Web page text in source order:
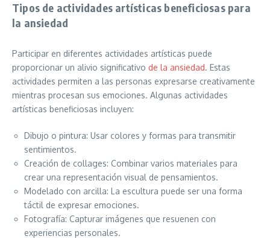
Tipos de actividades artísticas beneficiosas para
la ansiedad
Participar en diferentes actividades artísticas puede
proporcionar un alivio significativo de la ansiedad. Estas
actividades permiten a las personas expresarse creativamente
mientras procesan sus emociones. Algunas actividades
artísticas beneficiosas incluyen:
Dibujo o pintura: Usar colores y formas para transmitir
sentimientos.
Creación de collages: Combinar varios materiales para
crear una representación visual de pensamientos.
Modelado con arcilla: La escultura puede ser una forma
táctil de expresar emociones.
Fotografía: Capturar imágenes que resuenen con
experiencias personales.